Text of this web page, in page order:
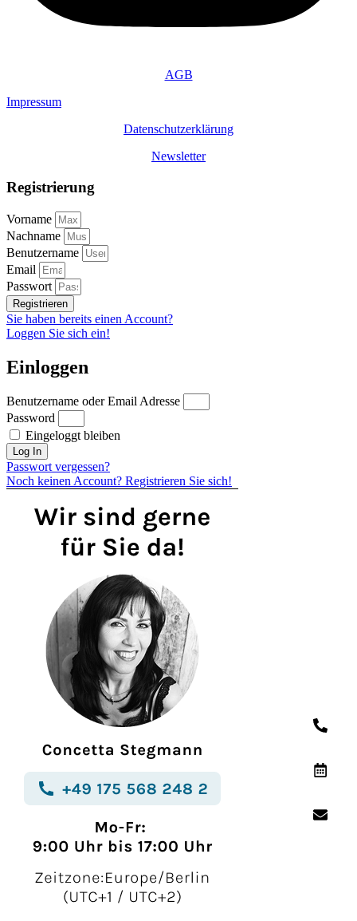
AGB
Impressum
Datenschutzerklärung
Newsletter
Registrierung
Vorname
Nachname
Benutzername
Email
Passwort
Registrieren
Sie haben bereits einen Account?
Loggen Sie sich ein!
Einloggen
Benutzername oder Email Adresse
Password
Eingeloggt bleiben
Log In
Passwort vergessen?
Noch keinen Account? Registrieren Sie sich!